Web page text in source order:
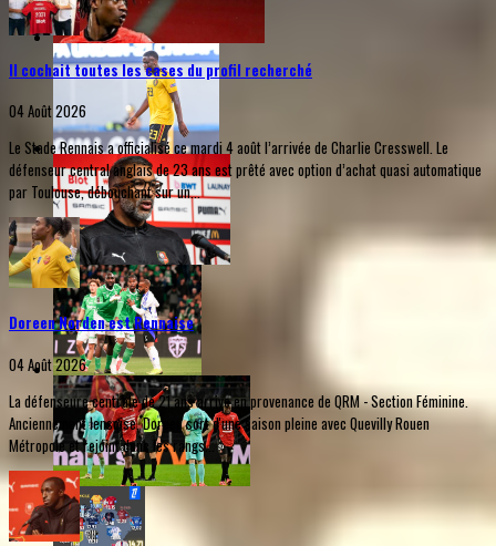
Il cochait toutes les cases du profil recherché
04 Août 2026
Le Stade Rennais a officialisé ce mardi 4 août l’arrivée de Charlie Cresswell. Le
défenseur central anglais de 23 ans est prêté avec option d’achat quasi automatique
par Toulouse, débouchant sur un...
Doreen Norden est Rennaise
04 Août 2026
La défenseure centrale de 21 ans arrive en provenance de QRM - Section Féminine.
Anciennement lensoise, Doreen sort d'une saison pleine avec Quevilly Rouen
Métropole et rejoint donc les rangs...